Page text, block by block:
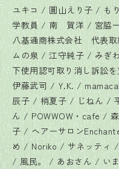
ユキコ / 圓山えり子 / も
学教員 / 南 賀洋 / 宮脇
八基通商株式会社 代表
ムの泉 / 江守純子 / みぎ
下使用認可取り消し訴訟
伊藤武司 / Y.K. /
辰子 / 梢夏子 / じねん /
ん / POWWOW・cafe /
子 / ヘアーサロン
め / Noriko / サネッティ
/ 風民。 / あおさん / い